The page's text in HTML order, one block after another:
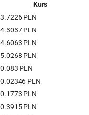
Kurs
3.7226 PLN
4.3037 PLN
4.6063 PLN
5.0268 PLN
0.083 PLN
0.02346 PLN
0.1773 PLN
0.3915 PLN